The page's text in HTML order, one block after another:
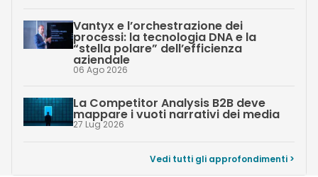
Vantyx e l’orchestrazione dei
processi: la tecnologia DNA e la
“stella polare” dell’efficienza
aziendale
06 Ago 2026
La Competitor Analysis B2B deve
mappare i vuoti narrativi dei media
27 Lug 2026
Vedi tutti gli approfondimenti >